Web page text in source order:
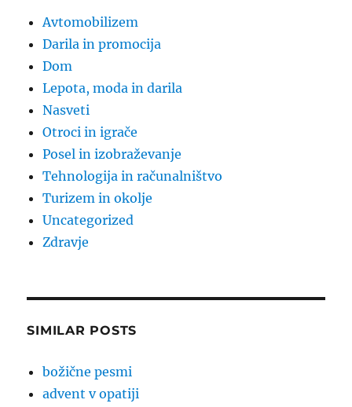
Avtomobilizem
Darila in promocija
Dom
Lepota, moda in darila
Nasveti
Otroci in igrače
Posel in izobraževanje
Tehnologija in računalništvo
Turizem in okolje
Uncategorized
Zdravje
SIMILAR POSTS
božične pesmi
advent v opatiji